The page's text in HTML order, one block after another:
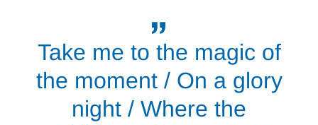
Take me to the magic of
the moment / On a glory
night / Where the